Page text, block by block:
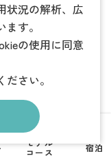
モデル
コース
宿泊
状況の解析、広
す。
の使用に同意
ださい。